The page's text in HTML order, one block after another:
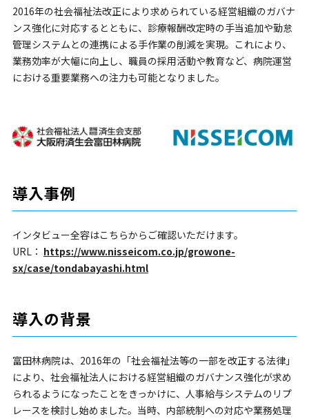
2016年の社会福祉法改正により求められている経営組織のガバナ
ンス強化に対応するとともに、診療報酬改定時の手当追加や勤怠
管理システムとの連携による手作業の削減を実現。これにより、
業務効率が大幅に向上し、職員の採用活動や教育など、病院運営
における重要業務への注力も可能となりました。
導入事例
インタビュー全容はこちらからご確認いただけます。
URL： https://www.nisseicom.co.jp/growone-
sx/case/tondabayashi.html
導入の背景
富田林病院は、2016年の「社会福祉法等の一部を改正する法律」
により、社会福祉法人における経営組織のガバナンス強化が求め
られるようになったことをきっかけに、人事給与システムのリプ
レースを検討し始めました。当時、内部統制への対応や業務処理